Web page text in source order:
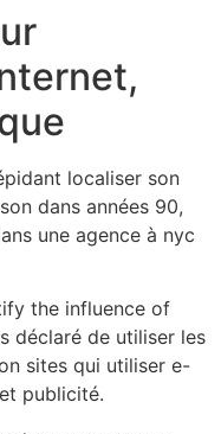
localiser son
dans années 90,
une agence à nyc
the influence of
déclaré de utiliser les
sites qui utiliser e-
publicité.